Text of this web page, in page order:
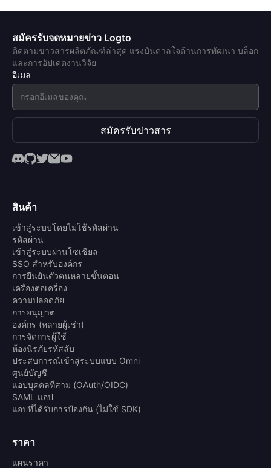
สมัครรับจดหมายข่าว Logto
ติดตามข่าวสารผลิตภัณฑ์ล่าสุด แรงบันดาลใจด้านการพัฒนา บล็อก
และการอัปเดตงานวิจัย
อีเมล
สมัครรับข่าวสาร
สินค้า
เข้าสู่ระบบโดยไม่ใช้รหัสผ่าน
รหัสผ่าน
เข้าสู่ระบบผ่านโซเชียล
SSO สำหรับองค์กร
การยืนยันตัวตนหลายขั้นตอน
เครื่องต่อเครื่อง
ความปลอดภัย
การอนุญาต
องค์กร (หลายผู้เช่า)
การจัดการผู้ใช้
ห้องนิรภัยรหัสลับ
ประสบการณ์เข้าสู่ระบบแบบ Omni
ศูนย์บัญชี
แอปบุคคลที่สาม (OAuth/OIDC)
SAML แอป
แอปที่ได้รับการป้องกัน (ไม่ใช้ SDK)
ราคา
แผนราคา